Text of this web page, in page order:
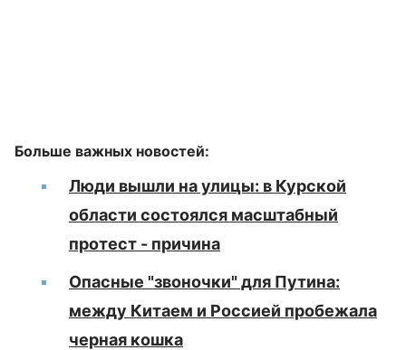
Больше важных новостей:
Люди вышли на улицы: в Курской
области состоялся масштабный
протест - причина
Опасные "звоночки" для Путина:
между Китаем и Россией пробежала
черная кошка